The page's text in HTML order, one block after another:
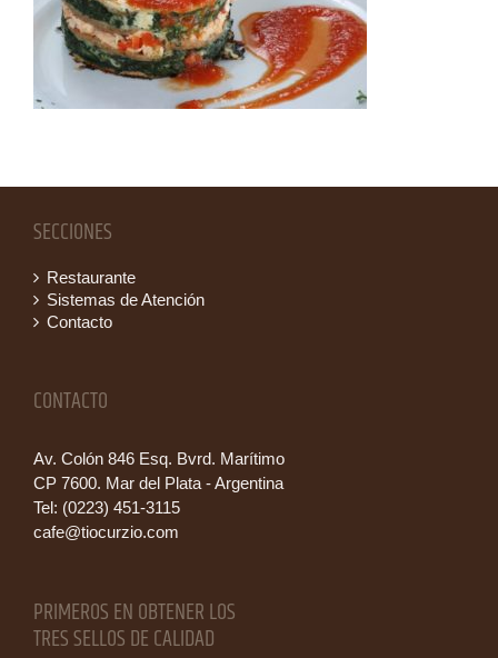
SECCIONES
Restaurante
Sistemas de Atención
Contacto
CONTACTO
Av. Colón 846 Esq. Bvrd. Marítimo
CP 7600. Mar del Plata - Argentina
Tel: (0223) 451-3115
cafe@tiocurzio.com
PRIMEROS EN OBTENER LOS
TRES SELLOS DE CALIDAD